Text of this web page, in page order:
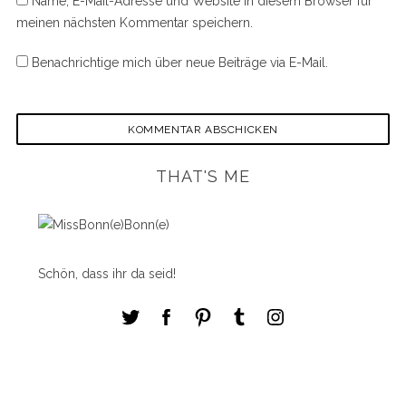
meinen nächsten Kommentar speichern.
Benachrichtige mich über neue Beiträge via E-Mail.
THAT'S ME
Schön, dass ihr da seid!